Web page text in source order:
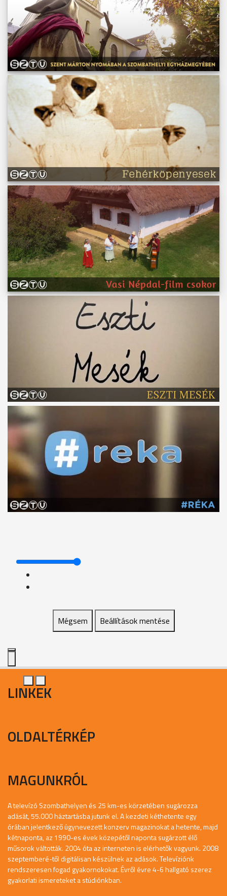
Mégsem Beállítások mentése
LINKEK
OLDALTÉRKÉP
MAGUNKRÓL
A televízó Szombathelyen és 25 km-es körzetében sugározza
adását, 55.000 háztartásba jutunk el. A kezdeti kéthetente egy
órában jelentkező úgynevezett konzerv magazinokat a hetente, majd
kétnaponta, az 1990-es évek közepétől naponta sugárzott élő
műsorok váltották. 2004 óta az interneten is elérhetők vagyunk. 2008
szeptemberé-től digitálisan készülnek az adások. Televíziónk
rendszeresen fogad gyakornokokat. Évről évre 4-6 hallgató szerez
gyakorlati ismereteket a stúdiónkban.